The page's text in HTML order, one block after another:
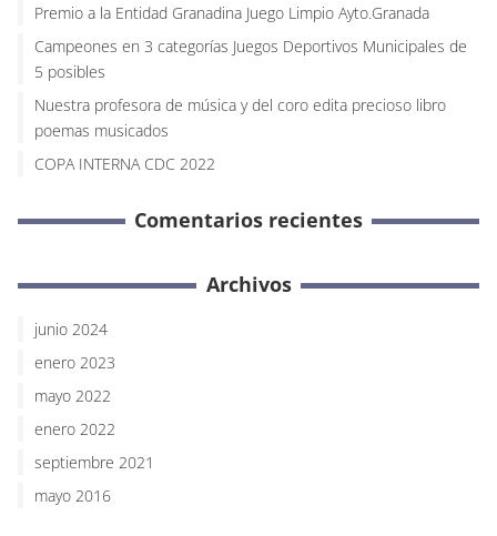
Premio a la Entidad Granadina Juego Limpio Ayto.Granada
Campeones en 3 categorías Juegos Deportivos Municipales de
5 posibles
Nuestra profesora de música y del coro edita precioso libro
poemas musicados
COPA INTERNA CDC 2022
Comentarios recientes
Archivos
junio 2024
enero 2023
mayo 2022
enero 2022
septiembre 2021
mayo 2016